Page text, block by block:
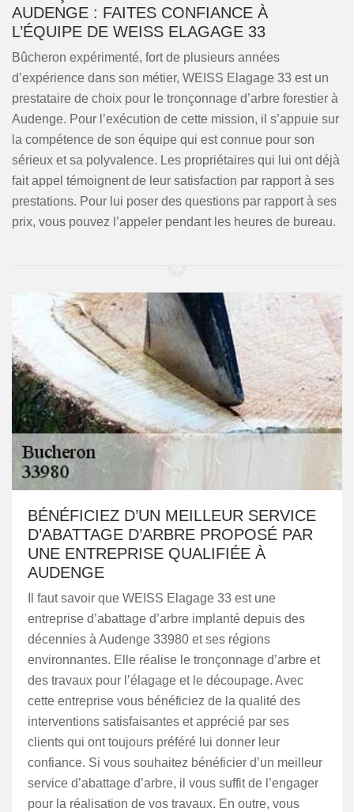
AUDENGE : FAITES CONFIANCE À
L’ÉQUIPE DE WEISS ELAGAGE 33
Bûcheron expérimenté, fort de plusieurs années
d’expérience dans son métier, WEISS Elagage 33 est un
prestataire de choix pour le tronçonnage d’arbre forestier à
Audenge. Pour l’exécution de cette mission, il s’appuie sur
la compétence de son équipe qui est connue pour son
sérieux et sa polyvalence. Les propriétaires qui lui ont déjà
fait appel témoignent de leur satisfaction par rapport à ses
prestations. Pour lui poser des questions par rapport à ses
prix, vous pouvez l’appeler pendant les heures de bureau.
BÉNÉFICIEZ D’UN MEILLEUR SERVICE
D’ABATTAGE D’ARBRE PROPOSÉ PAR
UNE ENTREPRISE QUALIFIÉE À
AUDENGE
Il faut savoir que WEISS Elagage 33 est une
entreprise d’abattage d’arbre implanté depuis des
décennies à Audenge 33980 et ses régions
environnantes. Elle réalise le tronçonnage d’arbre et
des travaux pour l’élagage et le découpage. Avec
cette entreprise vous bénéficiez de la qualité des
interventions satisfaisantes et apprécié par ses
clients qui ont toujours préféré lui donner leur
confiance. Si vous souhaitez bénéficier d’un meilleur
service d’abattage d’arbre, il vous suffit de l’engager
pour la réalisation de vos travaux. En outre, vous